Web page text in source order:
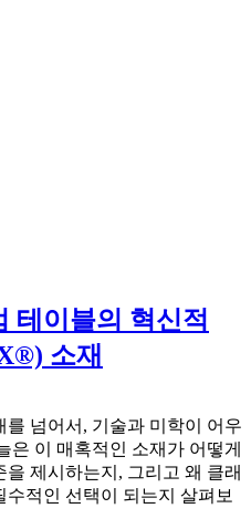
테이블의 혁신적
소재
넘어서, 기술과 미학이 어우
은 이 매혹적인 소재가 어떻게
제시하는지, 그리고 왜 클래
적인 선택이 되는지 살펴보